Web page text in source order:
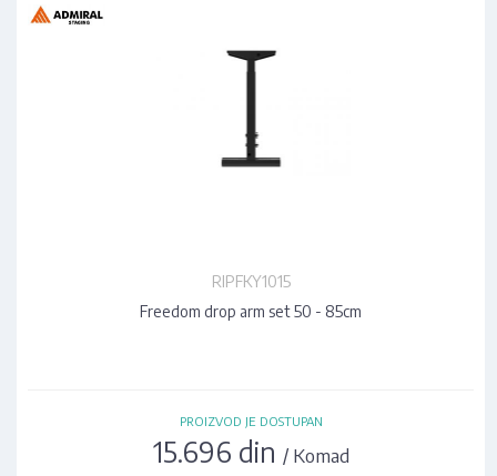
RIPFKY1015
Freedom drop arm set 50 - 85cm
PROIZVOD JE DOSTUPAN
15.696 din / Komad